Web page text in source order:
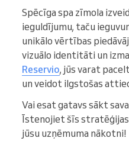
Spēcīga spa zīmola
ieguldījumu, taču
unikālo vērtības
vizuālo identitāti un
Reservio, jūs varat
un veidot ilgstošas
Vai esat gatavs sākt
Īstenojiet šīs stratēģijas
jūsu uzņēmuma nākotni!